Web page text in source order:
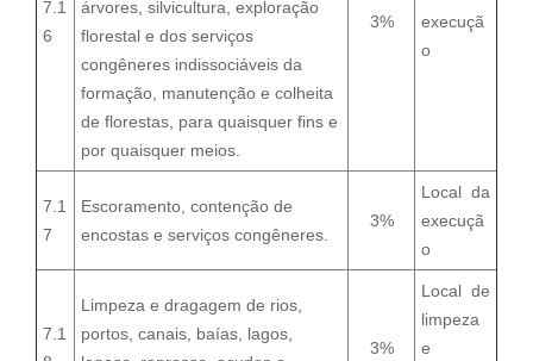
7.1
6
árvores, silvicultura, exploração
florestal e dos serviços
congêneres indissociáveis da
formação, manutenção e colheita
de florestas, para quaisquer fins e
por quaisquer meios.
3%
execuçã
o
7.1
7
Escoramento, contenção de
encostas e serviços congêneres.
3%
Local da
execuçã
o
7.1
Limpeza e dragagem de rios,
portos, canais, baías, lagos,
3%
Local de
limpeza
e